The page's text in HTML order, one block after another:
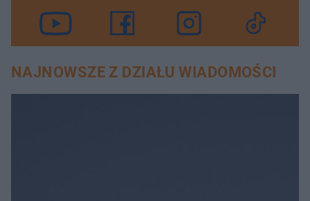
NAJNOWSZE Z DZIAŁU WIADOMOŚCI